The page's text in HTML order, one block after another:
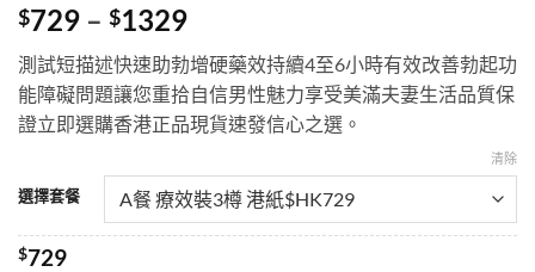
$729 – $1329Price
range:
$729
through
$1329
測試短描述快速助勃增硬藥效持續4至6小時有效改善勃起功
能障礙問題讓您重拾自信男性魅力享受美滿夫妻生活品質保
證立即選購香港正品現貨速發信心之選。
選擇套餐
清除
$729